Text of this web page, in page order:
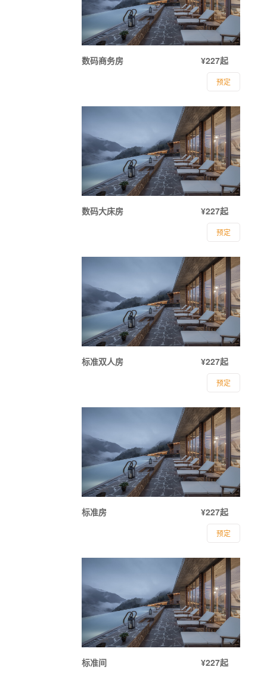
数码商务房 ¥227起
预定
数码大床房 ¥227起
预定
标准双人房 ¥227起
预定
标准房 ¥227起
预定
标准间 ¥227起